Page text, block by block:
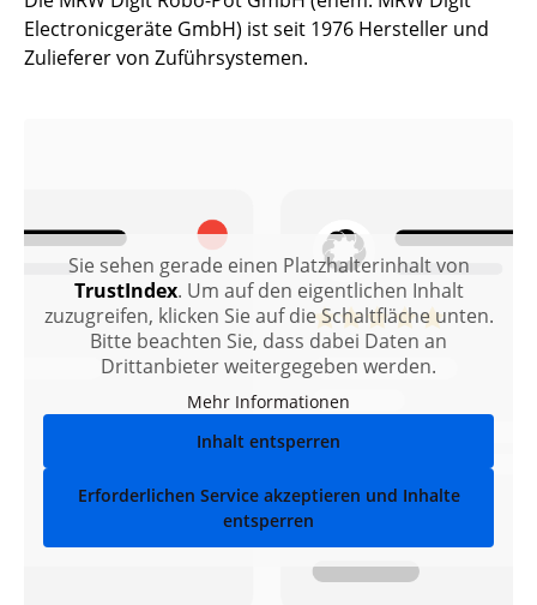
Electronicgeräte GmbH) ist seit 1976 Hersteller und
Zulieferer von Zuführsystemen.
Sie sehen gerade einen Platzhalterinhalt von
TrustIndex. Um auf den eigentlichen Inhalt
zuzugreifen, klicken Sie auf die Schaltfläche unten.
Bitte beachten Sie, dass dabei Daten an
Drittanbieter weitergegeben werden.
Mehr Informationen
Inhalt entsperren
Erforderlichen Service akzeptieren und Inhalte
entsperren